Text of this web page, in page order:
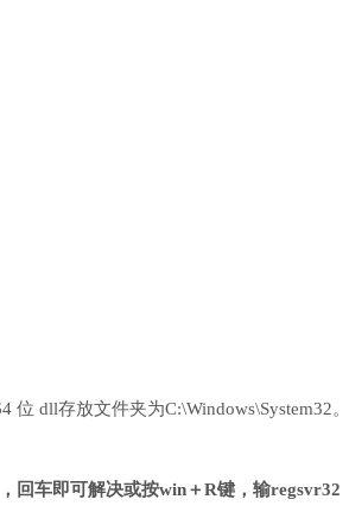
位 dll存放文件夹为C:\Windows\System32。
回车即可解决或按win＋R键，输regsvr32